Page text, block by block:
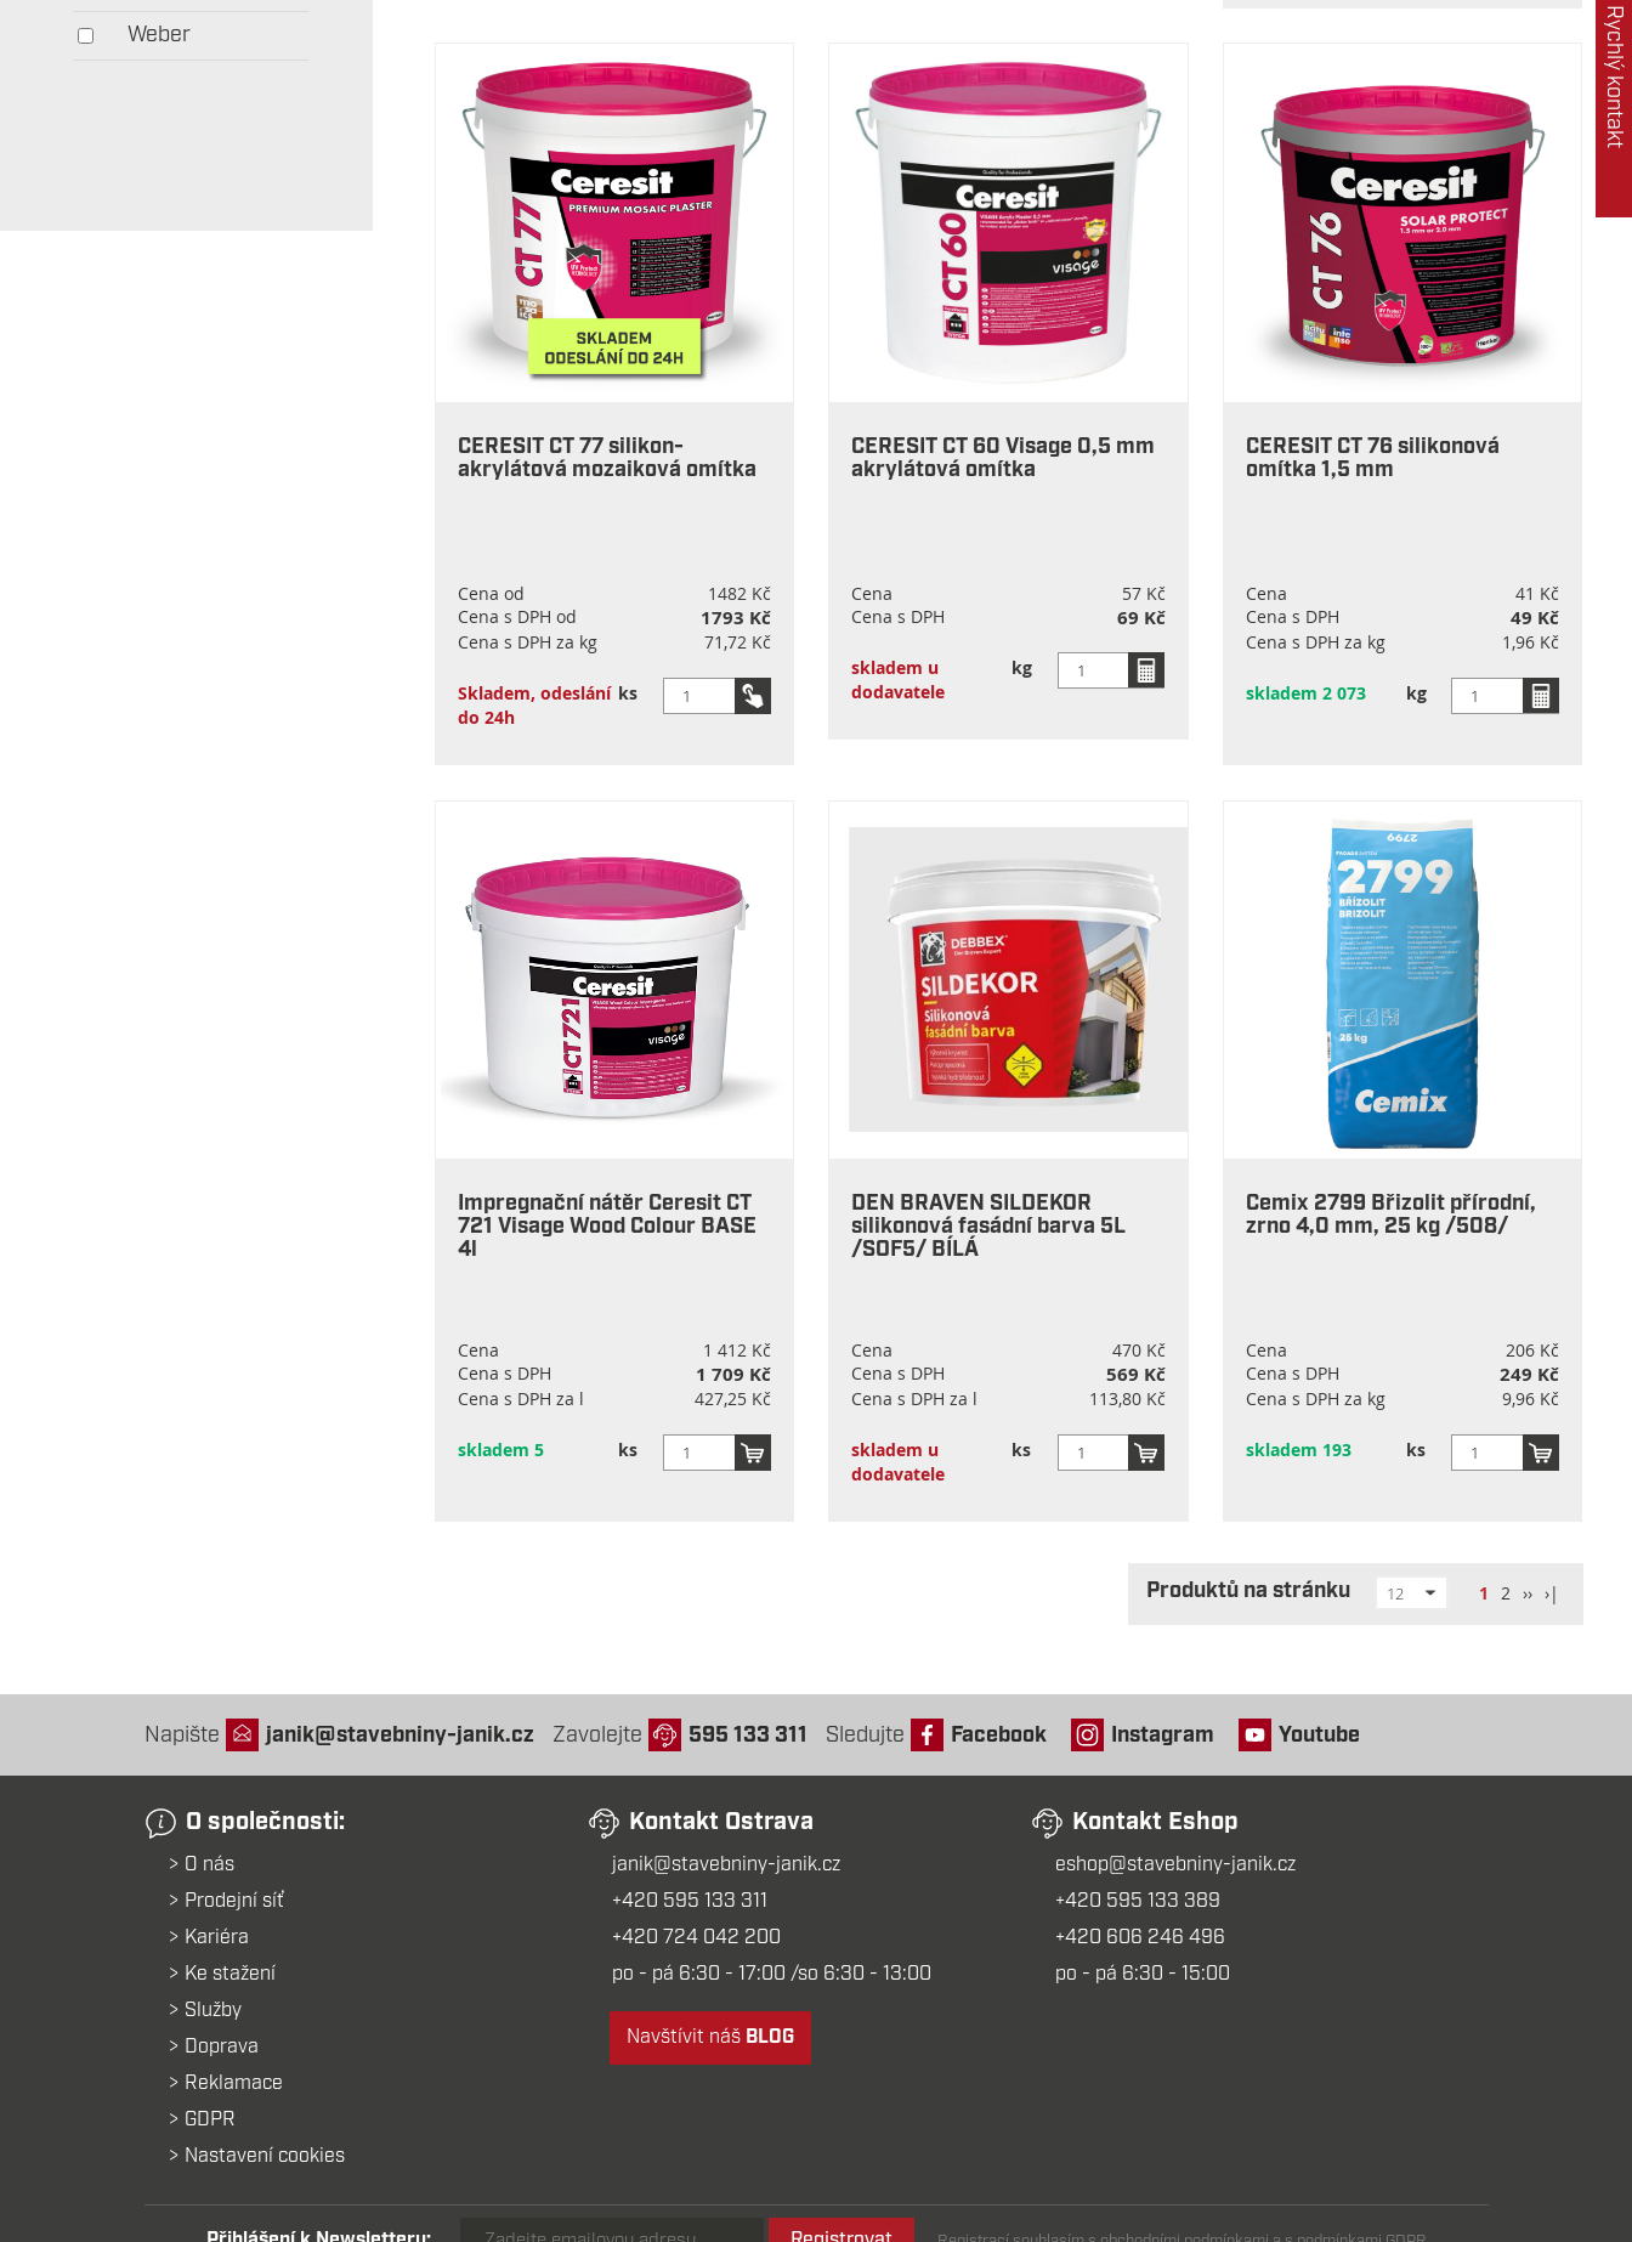
Weber
CERESIT CT 77 silikon-
akrylátová mozaiková omítka
Cena od
1482 Kč
Cena s DPH od
1793 Kč
Cena s DPH za kg 71,72 Kč
Skladem, odeslání
do 24h
ks
CERESIT CT 60 Visage 0,5 mm
akrylátová omítka
Cena
57 Kč
Cena s DPH
69 Kč
skladem u
dodavatele
kg
CERESIT CT 76 silikonová
omítka 1,5 mm
Cena
41 Kč
Cena s DPH
49 Kč
Cena s DPH za kg 1,96 Kč
skladem 2 073 kg
Impregnační nátěr Ceresit CT
721 Visage Wood Colour BASE
4l
Cena
1 412 Kč
Cena s DPH
1 709 Kč
Cena s DPH za l 427,25 Kč
skladem 5 ks
DEN BRAVEN SILDEKOR
silikonová fasádní barva 5L
/SOF5/ BÍLÁ
Cena
470 Kč
Cena s DPH
569 Kč
Cena s DPH za l 113,80 Kč
skladem u
dodavatele
ks
Cemix 2799 Břizolit přírodní,
zrno 4,0 mm, 25 kg /508/
Cena
206 Kč
Cena s DPH
249 Kč
Cena s DPH za kg 9,96 Kč
skladem 193 ks
Produktů na stránku 12 1 2 ›› ›|
Napište janik@stavebniny-janik.cz Zavolejte 595 133 311 Sledujte Facebook Instagram Youtube
O společnosti:
O nás
Prodejní síť
Kariéra
Ke stažení
Služby
Doprava
Reklamace
GDPR
Nastavení cookies
Kontakt Ostrava
janik@stavebniny-janik.cz
+420 595 133 311
+420 724 042 200
po - pá 6:30 - 17:00 /so 6:30 - 13:00
Navštívit náš BLOG
Kontakt Eshop
eshop@stavebniny-janik.cz
+420 595 133 389
+420 606 246 496
po - pá 6:30 - 15:00
Rychlý kontakt